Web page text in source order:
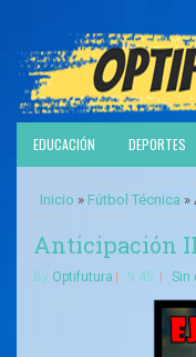
EDUCACIÓN DEPORTES
Inicio » Fútbol Técnica »
Anticipación
By Optifutura 9:45 Sin